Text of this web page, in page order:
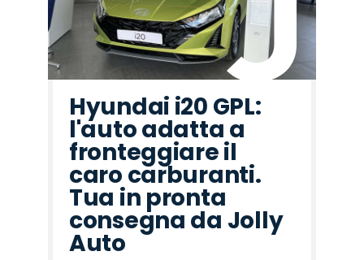
Hyundai i20 GPL:
l'auto adatta a
fronteggiare il
caro carburanti.
Tua in pronta
consegna da Jolly
Auto